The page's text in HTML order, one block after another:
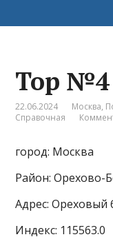
Top №4
22.06.2024 Москва,
Справочная
город: Москва
Район: Орехово-
Адрес: Ореховый
Индекс: 115563.0